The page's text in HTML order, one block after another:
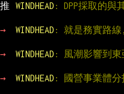
推
WINDHEAD : DPP採取的與
→ WINDHEAD : 就是務實路
→ WINDHEAD : 風潮影響到東
→ WINDHEAD : 國營事業體